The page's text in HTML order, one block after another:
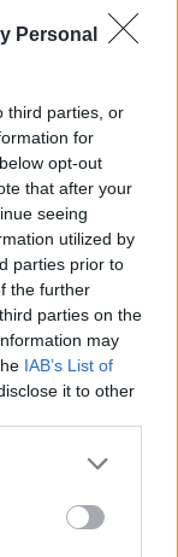
Personal
third parties, or
for
opt-out
that after your
seeing
utilized by
parties prior to
the further
parties on the
may
IAB’s List of
it to other
Αττικής αν